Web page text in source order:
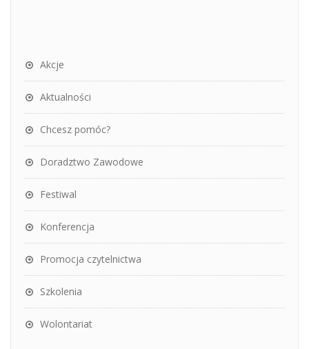
Akcje
Aktualności
Chcesz pomóc?
Doradztwo Zawodowe
Festiwal
Konferencja
Promocja czytelnictwa
Szkolenia
Wolontariat